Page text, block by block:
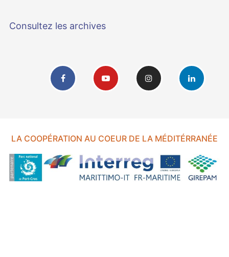
Consultez les archives
LA COOPÉRATION AU COEUR DE LA MÉDITÉRRANÉE